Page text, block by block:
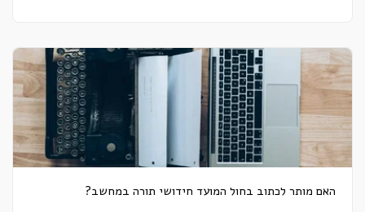
האם מותר לכתוב בחול המועד חידושי תורה במחשב?